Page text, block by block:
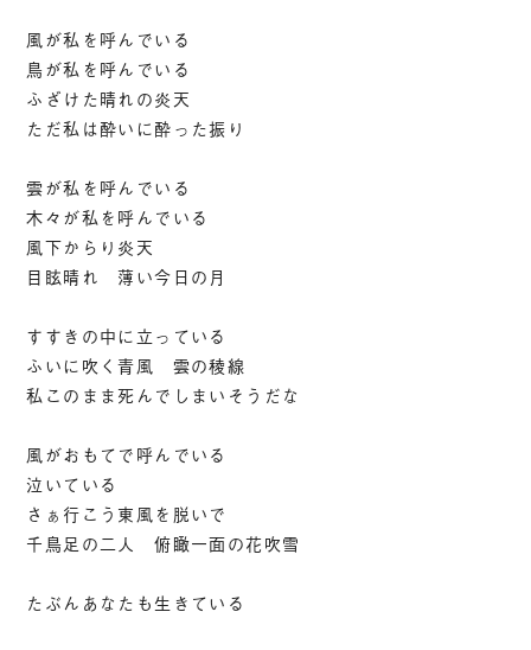
風が私を呼んでいる
鳥が私を呼んでいる
ふざけた晴れの炎天
ただ私は酔いに酔った振り
雲が私を呼んでいる
木々が私を呼んでいる
風下からり炎天
目眩晴れ 薄い今日の月
すすきの中に立っている
ふいに吹く青風 雲の稜線
私このまま死んでしまいそうだな
風がおもてで呼んでいる
泣いている
さぁ行こう東風を脱いで
千鳥足の二人 俯瞰一面の花吹雪
たぶんあなたも生きている